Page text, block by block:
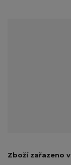
Zboží zařazeno